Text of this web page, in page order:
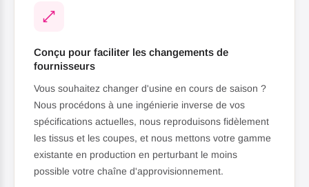
Conçu pour faciliter les changements de
fournisseurs
Vous souhaitez changer d'usine en cours de saison ?
Nous procédons à une ingénierie inverse de vos
spécifications actuelles, nous reproduisons fidèlement
les tissus et les coupes, et nous mettons votre gamme
existante en production en perturbant le moins
possible votre chaîne d'approvisionnement.